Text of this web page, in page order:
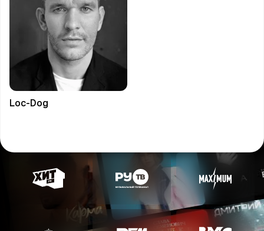
Loc-Dog